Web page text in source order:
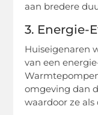
aan bredere
3. Energie-
Huiseigenaren
van een
omgeving dan
waardoor ze